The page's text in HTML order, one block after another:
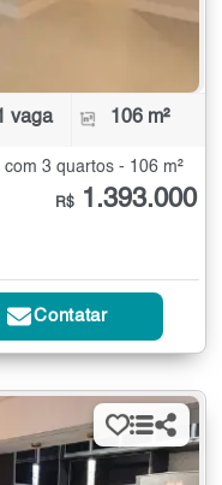
vaga 106 m²
3 quartos - 106 m²
R$ 1.393.000
Contatar